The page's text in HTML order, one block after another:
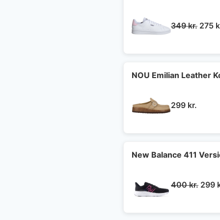
349kr. Den
349
275
NOU Emilian Leather
299 kr.
New Balance 411
400kr. Den
299